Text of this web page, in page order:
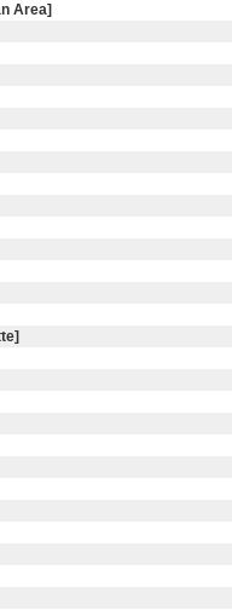
Area]